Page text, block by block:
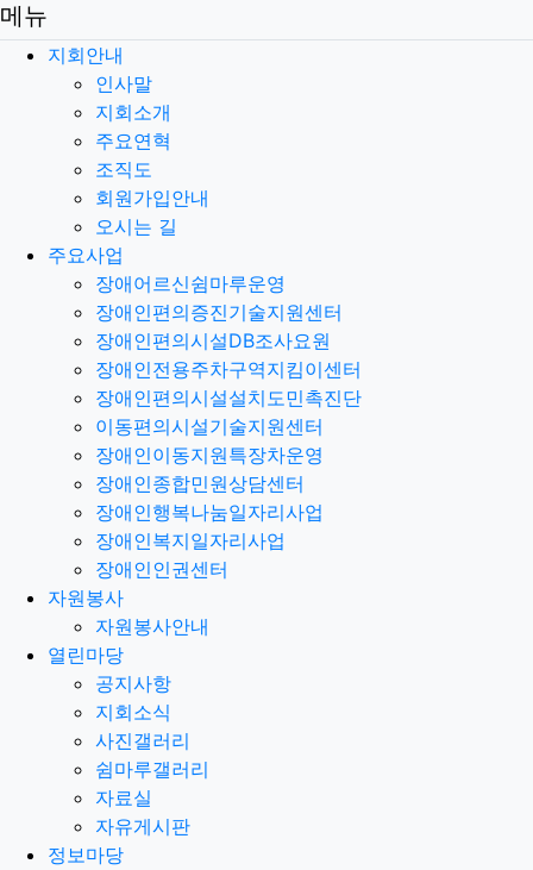
메뉴
지회안내
인사말
지회소개
주요연혁
조직도
회원가입안내
오시는 길
주요사업
장애어르신쉼마루운영
장애인편의증진기술지원센터
장애인편의시설DB조사요원
장애인전용주차구역지킴이센터
장애인편의시설설치도민촉진단
이동편의시설기술지원센터
장애인이동지원특장차운영
장애인종합민원상담센터
장애인행복나눔일자리사업
장애인복지일자리사업
장애인인권센터
자원봉사
자원봉사안내
열린마당
공지사항
지회소식
사진갤러리
쉼마루갤러리
자료실
자유게시판
정보마당